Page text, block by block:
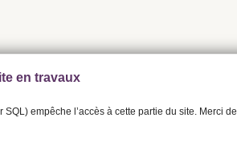
en travaux
empêche l’accès à cette partie du site. Merci de